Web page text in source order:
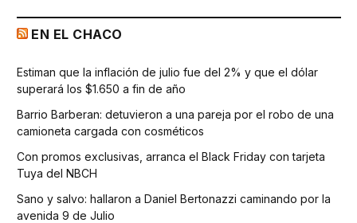
EN EL CHACO
Estiman que la inflación de julio fue del 2% y que el dólar
superará los $1.650 a fin de año
Barrio Barberan: detuvieron a una pareja por el robo de una
camioneta cargada con cosméticos
Con promos exclusivas, arranca el Black Friday con tarjeta
Tuya del NBCH
Sano y salvo: hallaron a Daniel Bertonazzi caminando por la
avenida 9 de Julio